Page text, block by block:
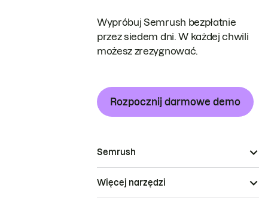
Wypróbuj Semrush bezpłatnie
przez siedem dni. W każdej chwili
możesz zrezygnować.
Rozpocznij darmowe demo
Semrush
Więcej narzędzi